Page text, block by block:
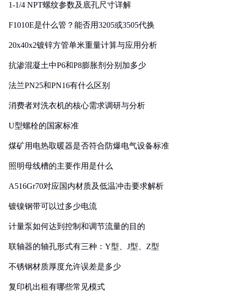
1-1/4 NPT螺纹参数及底孔尺寸详解
F1010E是什么管？能否用3205或3505代换
20x40x2镀锌方管单米重量计算与应用分析
抗渗混凝土中P6和P8膨胀剂分别加多少
法兰PN25和PN16有什么区别
消费者对洗衣机的核心需求调研与分析
U型螺栓的国家标准
煤矿用电热取暖器是否符合防爆电气设备标准
照明母线槽的主要作用是什么
A516Gr70对应国内材质及低温冲击要求解析
镀镍钢带可以过多少电流
计量泵如何达到控制和调节流量的目的
联轴器的轴孔形式有三种：Y型、J型、Z型
不锈钢材质厚度允许误差是多少
复印机出租有哪些常见模式